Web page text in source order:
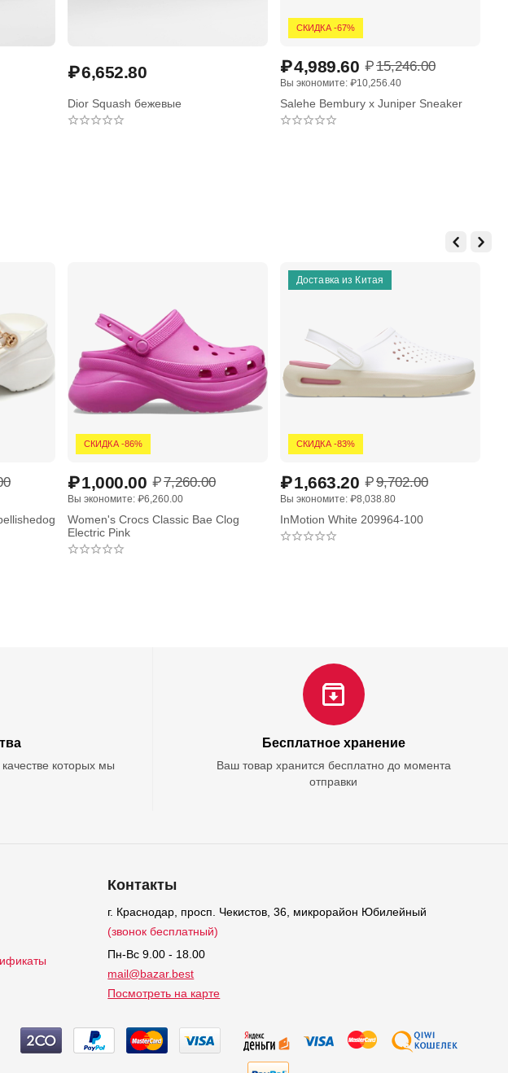
₽6,652.80
Dior Squash бежевые
СКИДКА -67%
₽15,246.00
₽4,989.60
Вы экономите: ₽10,256.40
Salehe Bembury x Juniper Sneaker
СКИДКА -86%
₽7,260.00
₽1,000.00
Вы экономите: ₽6,260.00
Women's Crocs Classic Bae Clog
Electric Pink
СКИДКА -83%
Доставка из Китая
₽9,702.00
₽1,663.20
Вы экономите: ₽8,038.80
InMotion White 209964-100
которых мы
Бесплатное хранение
Ваш товар хранится бесплатно до момента
отправки
Контакты
г. Краснодар, просп. Чекистов, 36, микрорайон Юбилейный
(звонок бесплатный)
Пн-Вс 9.00 - 18.00
mail@bazar.best
Посмотреть на карте